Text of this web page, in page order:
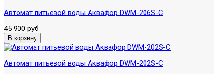
Автомат питьевой воды Аквафор DWM-206S-C
45 900 руб
Автомат питьевой воды Аквафор DWM-202S-C